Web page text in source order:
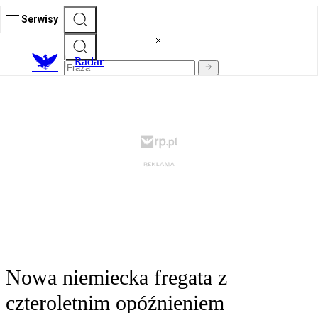
Serwisy
Radar
Nowa niemiecka fregata z
czteroletnim opóźnieniem